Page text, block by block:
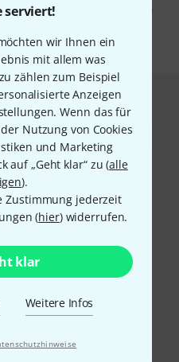
serviert!
wir Ihnen ein
mit allem was
zählen zum Beispiel
Anzeigen
Wenn das für
Nutzung von Cookies
und Marketing
auf „Geht klar“ zu (alle
).
Zustimmung jederzeit
(hier) widerrufen.
klar
Weitere Infos
Informationen finden Sie in
per Nachnahme,
Klarna Sofort bezahlen